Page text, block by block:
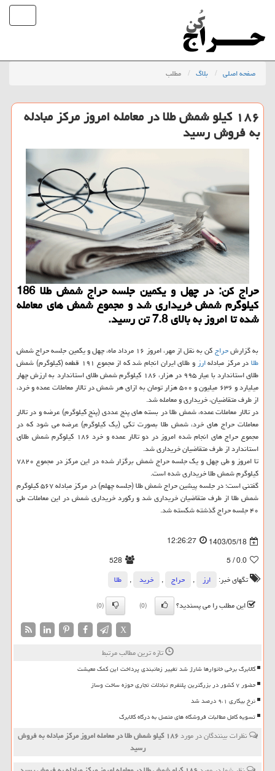
صفحه اصلی بلاگ مطلب
۱۸۶ کیلو شمش طلا در معامله امروز مرکز مبادله
به فروش رسید
حراج کن: در چهل و یکمین جلسه حراج شمش طلا 186
کیلوگرم شمش خریداری شد و مجموع شمش های معامله
شده تا امروز به بالای 7.8 تن رسید.
به گزارشحراجکن به نقل از مهر، امروز ۱۶ مرداد ماه، چهل و یکمین جلسه حراج شمش
طلادر مرکز مبادلهارز
و طلای ایران انجام شد که از مجموع ۱۹۱ قطعه (کیلوگرم) شمش
طلای استاندارد با عیار ۹۹۵ در هزار، ۱۸۶ کیلوگرم شمش طلای استاندارد به ارزش چهار
میلیارد و ۶۳۶ میلیون و ۵۰۰ هزار تومان به ازای هر شمش در تالار معاملات عمده و خرد،
از طرف متقاضیان، خریداری و معامله شد.
در تالار معاملات عمده، شمش طلا در بسته های پنج عددی (پنج کیلوگرم) عرضه و در تالار
معاملات حراج های خرد، شمش طلا بصورت تکی (یک کیلوگرم) عرضه می شود که در
مجموع حراج های انجام شده امروز در دو تالار عمده و خرد ۱۸۶ کیلوگرم شمش طلای
استاندارد از طرف متقاضیان خریداری شد.
تا امروز و طی چهل و یک جلسه حراج شمش برگزار شده در این مرکز در مجموع ۷۸۲۰
کیلوگرم شمش طلا خریداری شده است.
گفتنی است؛ در جلسه پیشین حراج شمش طلا (جلسه چهلم) در مرکز مبادله ۵۶۷ کیلوگرم
شمش طلا از طرف متقاضیان خریداری شد و رکورد خریداری شمش در این معاملات طی
۴۰ جلسه حراج گذشته شکسته شد.
1403/05/18
12:26:27
0.0
/ 5
528
تگهای خبر:
ارز , حراج , خرید ,
طلا
این مطلب را می پسندید؟
(0)
(0)
X
تازه ترین مطالب مرتبط
کالابرگ برخی خانوارها شارژ شد تغییر زمانبندی پرداخت این کمک معیشت
حضور ۷ کشور در بزرگترین پلتفرم تبادلات تجاری حوزه ساخت وساز
نرخ بیکاری ۹،۱ درصد شد
تسویه کامل مطالبات فروشگاه های متصل به درگاه کالابرگ
نظرات بینندگان در مورد
۱۸۶ کیلو شمش طلا در معامله امروز مرکز مبادله به فروش
رسید